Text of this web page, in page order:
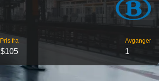
Pris fra
$105
Avganger
1